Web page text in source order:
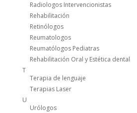
Radiologos Intervencionistas
Rehabilitación
Retinólogos
Reumatologos
Reumatólogos Pediatras
Rehabilitación Oral y Estética dental
T
Terapia de lenguaje
Terapias Laser
U
Urólogos